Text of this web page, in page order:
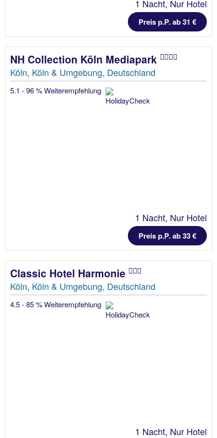
1 Nacht, Nur Hotel
Preis p.P. ab 31 €
NH Collection Köln Mediapark
Köln, Köln & Umgebung, Deutschland
5.1 - 96 % Weiterempfehlung
1 Nacht, Nur Hotel
Preis p.P. ab 33 €
Classic Hotel Harmonie
Köln, Köln & Umgebung, Deutschland
4.5 - 85 % Weiterempfehlung
1 Nacht, Nur Hotel